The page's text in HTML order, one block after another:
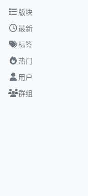
跳转至内容
版块
最新
标签
热门
用户
群组